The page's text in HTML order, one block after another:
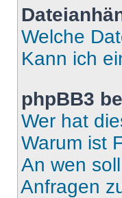
Welche
Kann ich
phpBB3
Wer hat
Warum ist
An wen
Anfragen